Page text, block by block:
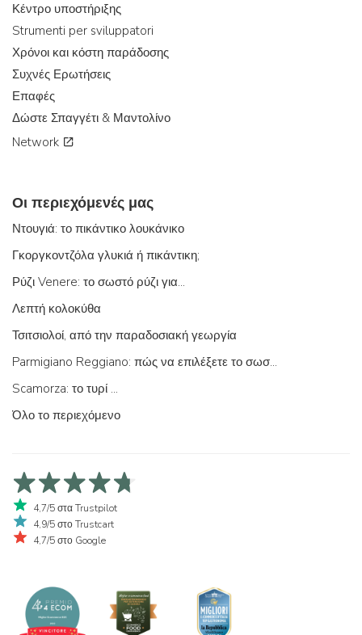
Κέντρο υποστήριξης
Strumenti per sviluppatori
Χρόνοι και κόστη παράδοσης
Συχνές Ερωτήσεις
Επαφές
Δώστε Σπαγγέτι & Μαντολίνο
Network
Οι περιεχόμενές μας
Ντουγιά: το πικάντικο λουκάνικο
Γκοργκοντζόλα γλυκιά ή πικάντικη;
Ρύζι Venere: το σωστό ρύζι για...
Λεπτή κολοκύθα
Τσιτσιολοί, από την παραδοσιακή γεωργία
Parmigiano Reggiano: πώς να επιλέξετε το σωστό
Scamorza: το τυρί ...
Όλο το περιεχόμενο
4,7/5 στα Trustpilot
4,9/5 στο Trustcart
4,7/5 στο Google